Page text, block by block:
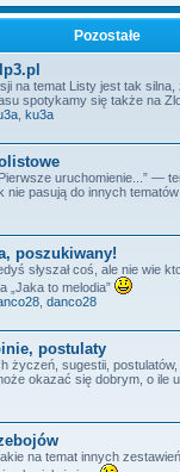
Pozostałe
na temat Listy jest tak silna,
spotykamy się także na
ku3a
uruchomienie...” —
nie pasują do innych
poszukiwany!
słyszał coś, ale nie wie
„Jaka to melodia”
danco28
postulaty
życzeń, sugestii,
okazać się dobrym, o ile
na temat innych